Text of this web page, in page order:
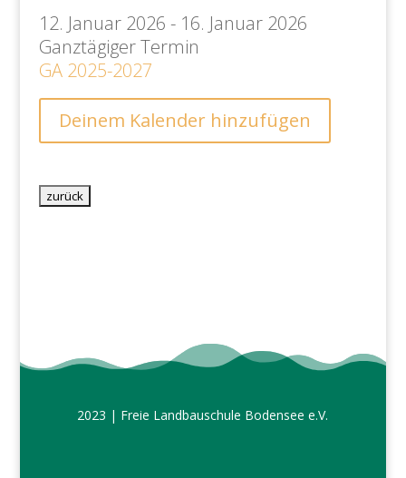
12. Januar 2026 - 16. Januar 2026
Ganztägiger Termin
GA 2025-2027
Deinem Kalender hinzufügen
2023 | Freie Landbauschule Bodensee e.V.